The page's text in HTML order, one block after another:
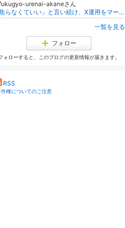
urenai-akaneさん
「焦らなくていい」と言い続け、X運用をマーケティングだと教えた成功者たちへ。毎日投稿しても売れなかった私の記録
一覧を見る
フォロー
ォローすると、このブログの更新情報が届きます。
RSS
権についてのご注意